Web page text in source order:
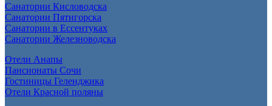
Санатории Кисловодска
Санатории Пятигорска
Санатории в Ессентуках
Санатории Железноводска
Отели Анапы
Пансионаты Сочи
Гостиницы Геленджика
Отели Красной поляны